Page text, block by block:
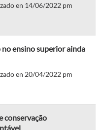
en 14/06/2022 pm
ensino superior ainda
en 20/04/2022 pm
conservação